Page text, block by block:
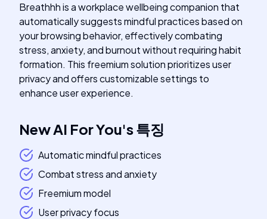
Breathhh is a workplace wellbeing companion that
automatically suggests mindful practices based on
your browsing behavior, effectively combating
stress, anxiety, and burnout without requiring habit
formation. This freemium solution prioritizes user
privacy and offers customizable settings to
enhance user experience.
New AI For You's특징
Automatic mindful practices
Combat stress and anxiety
Freemium model
User privacy focus